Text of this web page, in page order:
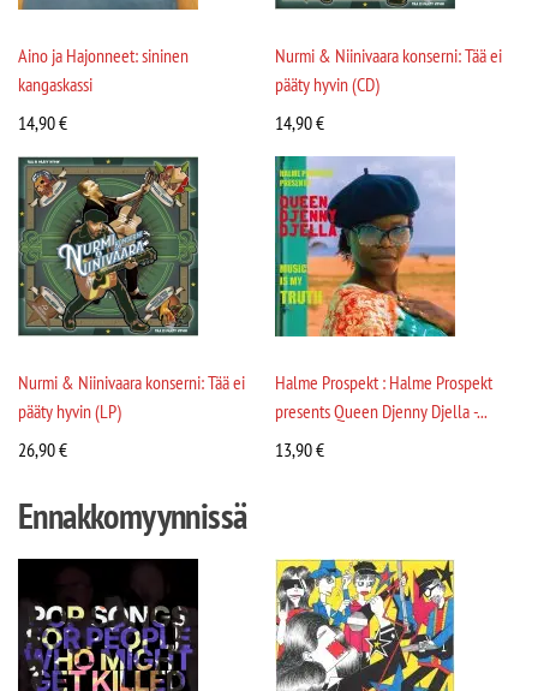
Aino ja Hajonneet: sininen
kangaskassi
14,90€
Nurmi & Niinivaara konserni: Tää ei
pääty hyvin (CD)
14,90€
Nurmi & Niinivaara konserni: Tää ei
pääty hyvin (LP)
26,90€
Halme Prospekt : Halme Prospekt
presents Queen Djenny Djella -...
13,90€
Ennakkomyynnissä